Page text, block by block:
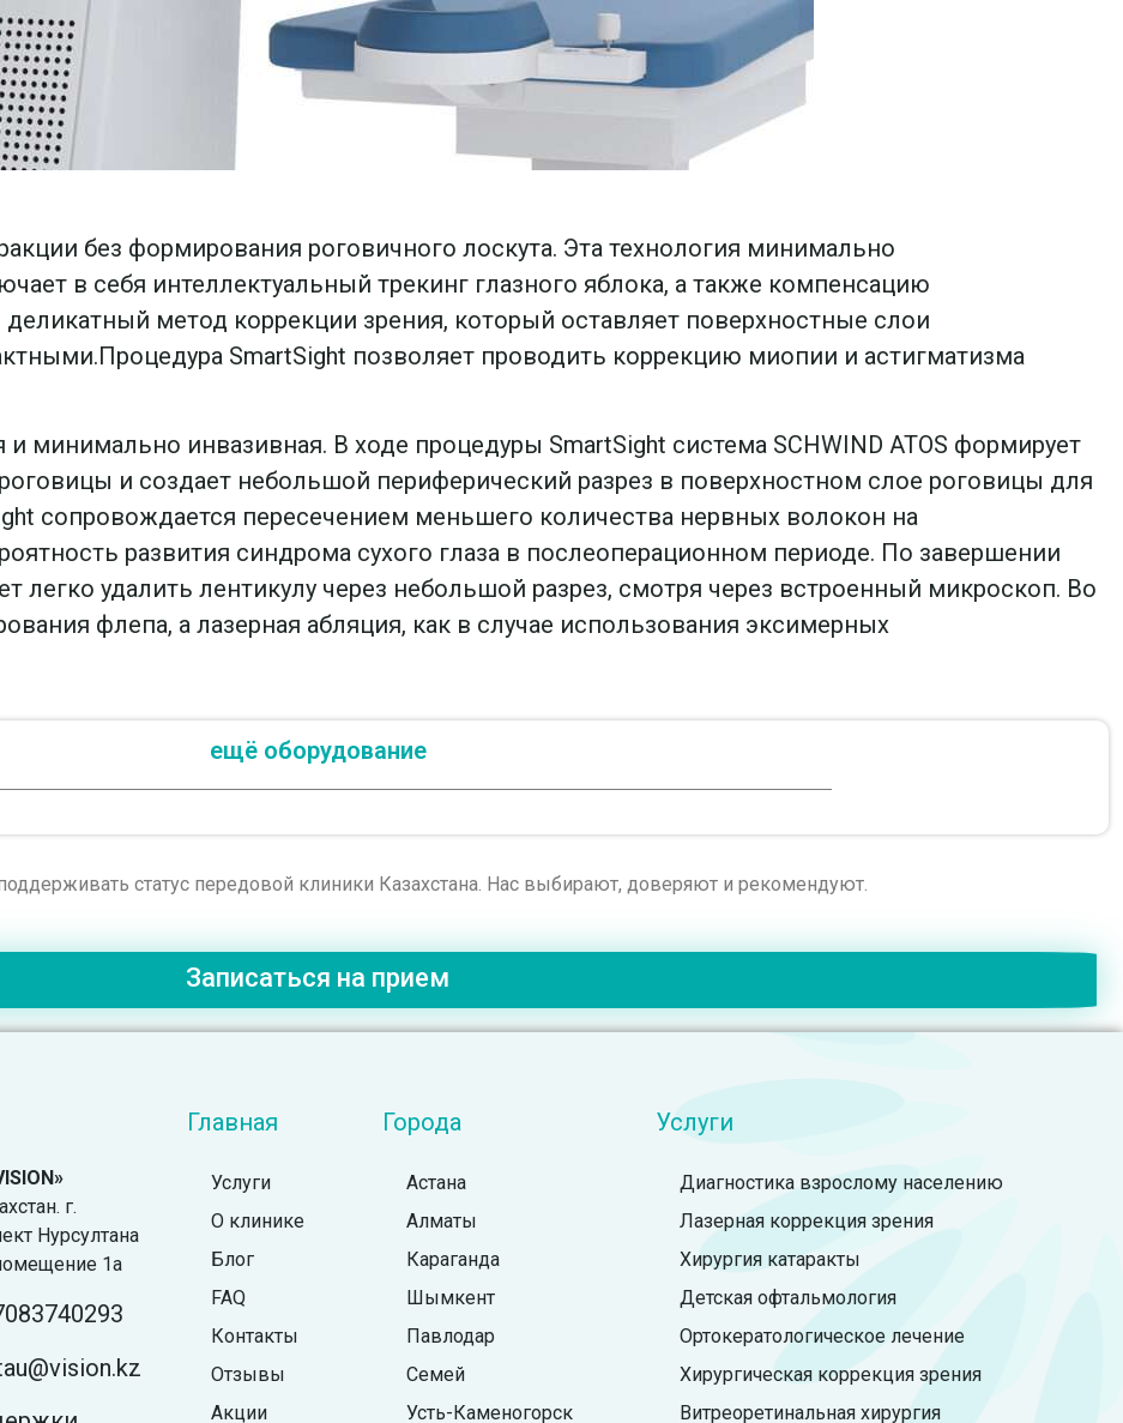
без формирования роговичного лоскута. Эта технология минимально
в себя интеллектуальный трекинг глазного яблока, а также компенсацию
метод коррекции зрения, который оставляет поверхностные слои
SmartSight позволяет проводить коррекцию миопии и астигматизма
и минимально инвазивная. В ходе процедуры SmartSight система SCHWIND ATOS формирует
и создает небольшой периферический разрез в поверхностном слое роговицы для
сопровождается пересечением меньшего количества нервных волокон на
развития синдрома сухого глаза в послеоперационном периоде. По завершении
легко удалить лентикулу через небольшой разрез, смотря через встроенный микроскоп. Во
флепа, а лазерная абляция, как в случае использования эксимерных
ещё оборудование
статус передовой клиники Казахстана. Нас выбирают, доверяют и рекомендуют.
Записаться на прием
г.
Нурсултана
1а
Главная
Услуги
О клинике
Блог
FAQ
Контакты
Отзывы
Акции
Города
Астана
Алматы
Караганда
Шымкент
Павлодар
Семей
Усть-Каменогорск
Услуги
Диагностика взрослому населению
Лазерная коррекция зрения
Хирургия катаракты
Детская офтальмология
Ортокератологическое лечение
Хирургическая коррекция зрения
Витреоретинальная хирургия